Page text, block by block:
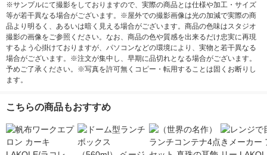
※サンプルにて撮影をしておりますので、実際の商品とは仕様や加工・サイズ
等が若干異なる場合がございます。※屋外での撮影画像は光の加減で実際の商
品より明るく、あるいは暗く見える場合がございます。商品の色味はスタジオ
撮影の画像をご参照ください。なお、商品の色や質感を出来るだけ忠実に再現
するよう心掛けておりますが、パソコンなどの環境により、実物と若干異なる
場合がございます。※注文が集中し、早期に品切れとなる場合がございます。
予めご了承ください。※写真を許可無くコピー・転用することは固くお断りし
ます。
こちらの商品もおすすめ